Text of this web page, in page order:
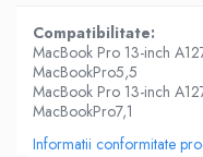
iPhone 16 Pro Max
iPhone 16 Pro
iPhone 17 Pro
iPhone 15 Pro Max
Compatibilitate:
MacBook Pro 13-inch
MacBookPro5,5
MacBook Pro 13-inch
MacBookPro7,1
Informatii conformitate